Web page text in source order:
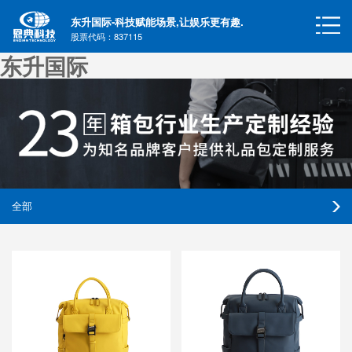
东升国际
东升国际-科技赋能场景,让娱乐更有趣.
股票代码：837115
全部